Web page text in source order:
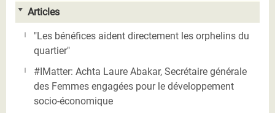
Articles
"Les bénéfices aident directement les orphelins du
quartier"
#IMatter: Achta Laure Abakar, Secrétaire générale
des Femmes engagées pour le développement
socio-économique